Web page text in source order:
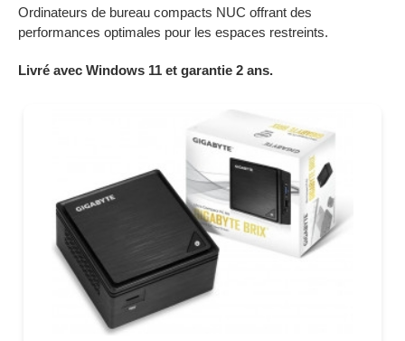
Ordinateurs de bureau compacts NUC offrant des
performances optimales pour les espaces restreints.
Livré avec Windows 11 et garantie 2 ans.